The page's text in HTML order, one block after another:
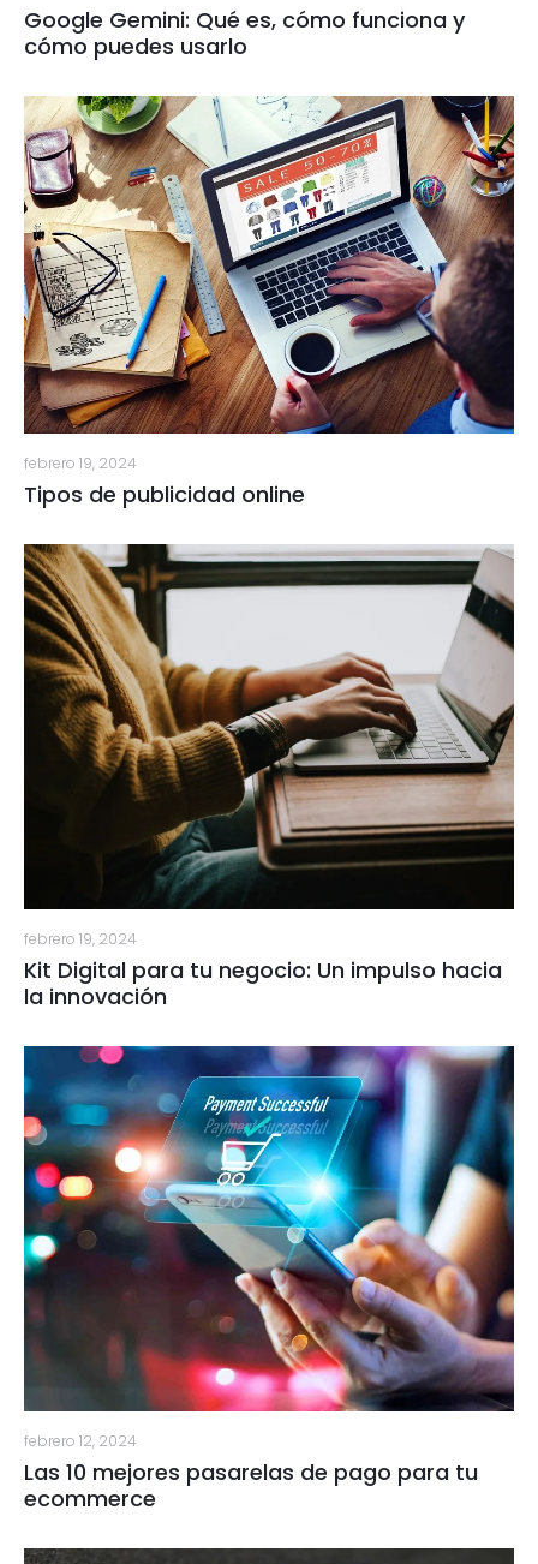
Google Gemini: Qué es, cómo funciona y
cómo puedes usarlo
febrero 19, 2024
Tipos de publicidad online
febrero 19, 2024
Kit Digital para tu negocio: Un impulso hacia
la innovación
febrero 12, 2024
Las 10 mejores pasarelas de pago para tu
ecommerce